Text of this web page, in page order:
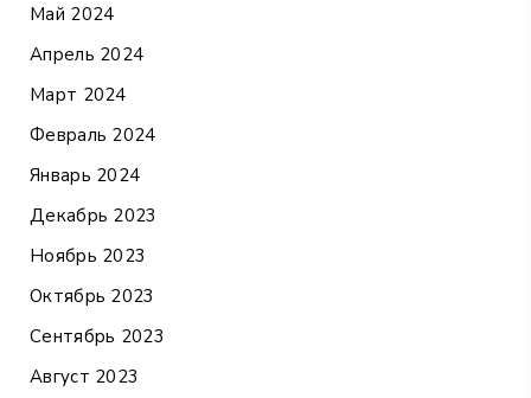
Май 2024
Апрель 2024
Март 2024
Февраль 2024
Январь 2024
Декабрь 2023
Ноябрь 2023
Октябрь 2023
Сентябрь 2023
Август 2023